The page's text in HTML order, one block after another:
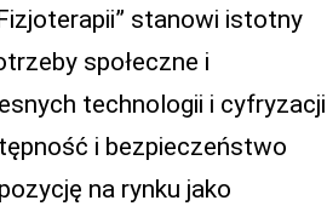
stanowi istotny
społeczne i
technologii i cyfryzacji
i bezpieczeństwo
na rynku jako